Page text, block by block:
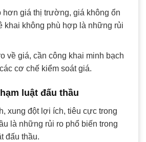
hơn giá thị trường, giá không ổn
khai không phù hợp là những rủi
về giá, cần công khai minh bạch
cơ chế kiểm soát giá.
luật đấu thầu
xung đột lợi ích, tiêu cực trong
là những rủi ro phổ biến trong
đấu thầu.